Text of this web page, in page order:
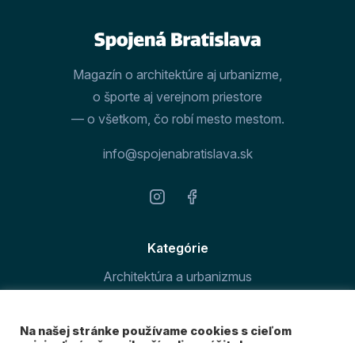
Magazín o architektúre aj urbanizme,
o športe aj verejnom priestore
— o všetkom, čo robí mesto mestom.
info@spojenabratislava.sk
Kategórie
Architektúra a urbanizmus
O magazíne
Na našej stránke používame cookies s cieľom